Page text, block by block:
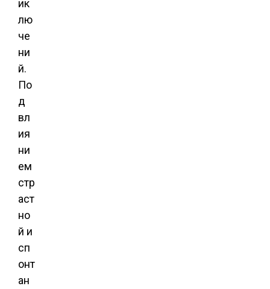
ик
лю
че
ни
й.
По
д
вл
ия
ни
ем
стр
аст
но
й и
сп
онт
ан